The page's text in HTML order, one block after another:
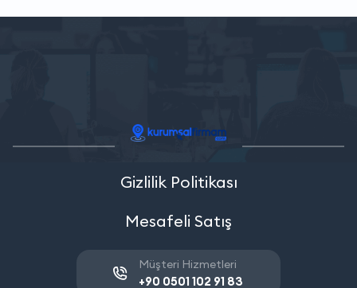
Gizlilik Politikası
Mesafeli Satış
Müşteri Hizmetleri
+90 0501 102 91 83